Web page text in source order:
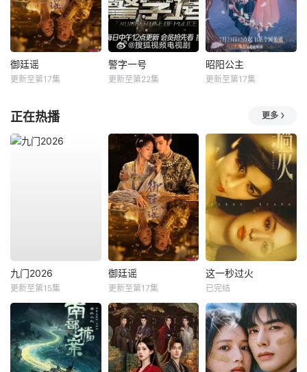
御廷谣
更新至第17集
警字一号
更新至第22集
昭阳公主
更新至第17集
正在热播 更多
九门2026
更新至第15集
御廷谣
更新至第17集
这一秒过火
已完结